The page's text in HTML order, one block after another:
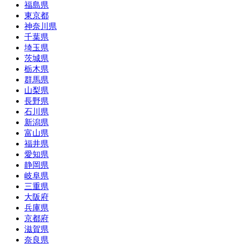
福島県
東京都
神奈川県
千葉県
埼玉県
茨城県
栃木県
群馬県
山梨県
長野県
石川県
新潟県
富山県
福井県
愛知県
静岡県
岐阜県
三重県
大阪府
兵庫県
京都府
滋賀県
奈良県